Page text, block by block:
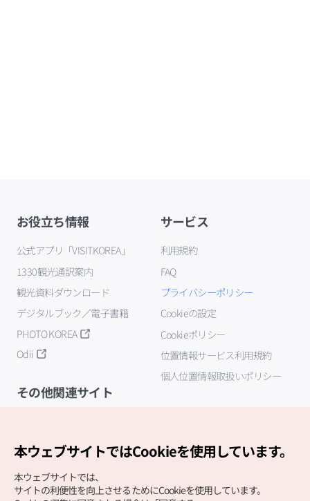
お役立ち情報
公式アプリ「VISITKOREA」
1330観光通訳案内
観光資料ダウンロード
デジタルブック／電子書籍
PHOTO KOREA
Odii
サービス
利用規約
FAQ
プライバシーポリシー
Cookieの設定
Cookieポリシー
位置情報サービス利用規約
個人位置情報取扱いポリシー
その他関連サイト
本ウェブサイトではCookieを使用しています。
本ウェブサイトでは、
サイトの利便性を向上させるためにCookieを使用しています。